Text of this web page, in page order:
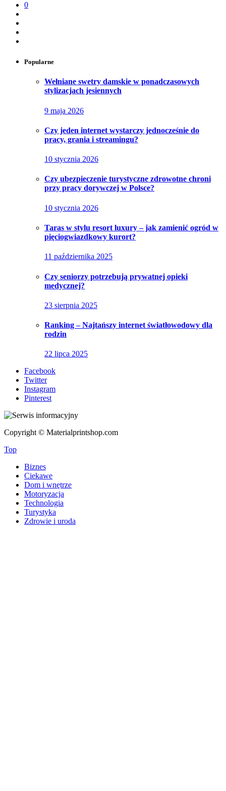
0
Popularne
Wełniane swetry damskie w ponadczasowych
stylizacjach jesiennych
9 maja 2026
Czy jeden internet wystarczy jednocześnie do
pracy, grania i streamingu?
10 stycznia 2026
Czy ubezpieczenie turystyczne zdrowotne chroni
przy pracy dorywczej w Polsce?
10 stycznia 2026
Taras w stylu resort luxury – jak zamienić ogród w
pięciogwiazdkowy kurort?
11 października 2025
Czy seniorzy potrzebują prywatnej opieki
medycznej?
23 sierpnia 2025
Ranking – Najtańszy internet światłowodowy dla
rodzin
22 lipca 2025
Facebook
Twitter
Instagram
Pinterest
Copyright © Materialprintshop.com
Top
Biznes
Ciekawe
Dom i wnętrze
Motoryzacja
Technologia
Turystyka
Zdrowie i uroda